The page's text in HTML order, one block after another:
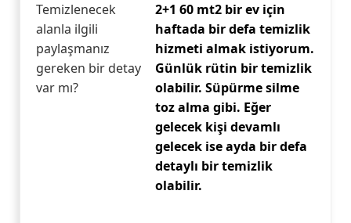
Temizlenecek
alanla ilgili
paylaşmanız
gereken bir detay
var mı?
2+1 60 mt2 bir ev için
haftada bir defa temizlik
hizmeti almak istiyorum.
Günlük rütin bir temizlik
olabilir. Süpürme silme
toz alma gibi. Eğer
gelecek kişi devamlı
gelecek ise ayda bir defa
detaylı bir temizlik
olabilir.